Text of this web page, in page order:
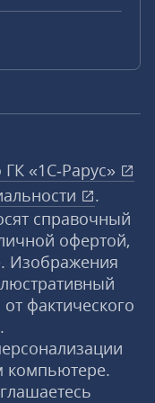
«1С‑Рарус»
.
справочный
офертой,
Изображения
фактического
компьютере.